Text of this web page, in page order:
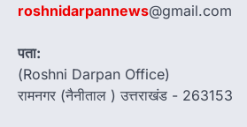
roshnidarpannews@gmail.com
पता:
(Roshni Darpan Office)
रामनगर (नैनीताल ) उत्तराखंड - 263153